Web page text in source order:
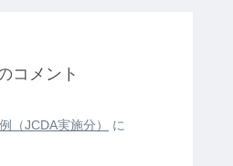
コメント
（JCDA実施分）
に